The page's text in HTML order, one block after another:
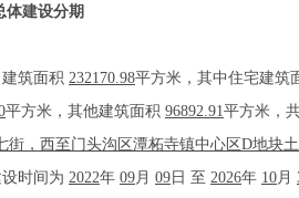
体建设分期
筑面积 232170.98平方米，其中住宅建筑
平方米，其他建筑面积 96892.91平方米，
街，西至门头沟区潭柘寺镇中心区D地块
时间为 2022年 09月 09 日 至 2026年 10月